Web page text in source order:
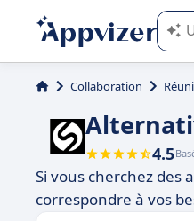
Collaboration
4.5
Si vous cherchez des
correspondre à vos